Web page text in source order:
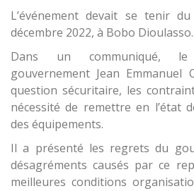
L’événement devait se tenir
décembre 2022, à Bobo Dioulasso.
Dans un communiqué,
gouvernement Jean Emmanuel
question sécuritaire, les
nécessité de remettre en l’état
des équipements.
Il a présenté les regrets du
désagréments causés par ce
meilleures conditions